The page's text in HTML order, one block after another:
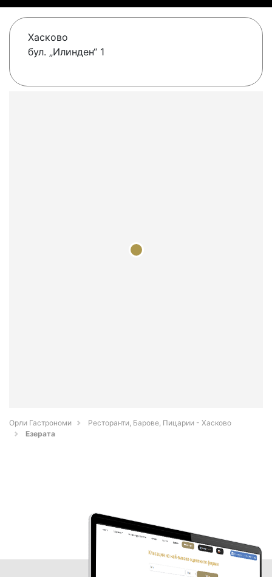
Хасково
бул. „Илинден“ 1
Орли Гастрономи
Ресторанти, Барове, Пицарии - Хасково
Езерата